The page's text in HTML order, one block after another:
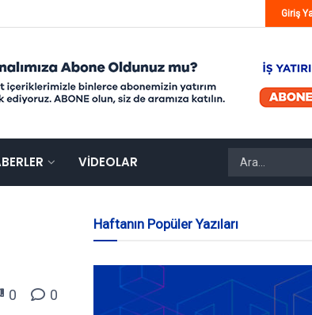
Giriş
VIDEOLAR
0 0
Haftanın Popüler Yazıları